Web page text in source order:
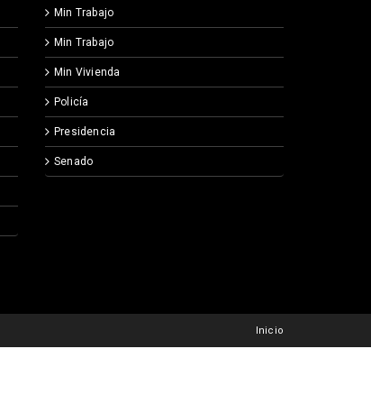
Min Trabajo
Min Trabajo
Min Vivienda
Policía
Presidencia
Senado
Inicio